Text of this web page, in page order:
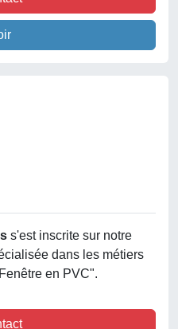
s'est inscrite sur notre
dans les métiers
en PVC".